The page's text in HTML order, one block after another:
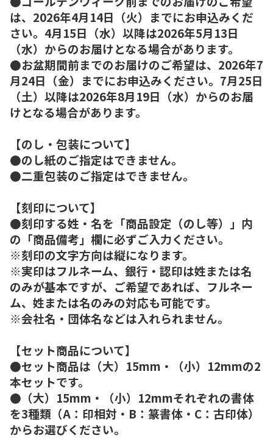
は、2026年4月14日（火）までにお申込みくだ
さい。4月15日（水）以降は2026年5月13日
（水）からのお届けとなる場合があります。
●お盆期間前までのお届けのご希望は、2026年7
月24日（金）までにお申込みください。7月25日
（土）以降は2026年8月19日（水）からのお届
けとなる場合があります。
【のし・包装について】
●のし紙のご指定はできません。
●二重包装のご指定はできません。
【刻印について】
●刻印する姓・名を「商品設定（のし等）」内
の「商品備考」欄に必ずご入力ください。
※刻印の文字方向は縦になります。
※実印はフルネーム、銀行・認印は姓または名
のみが基本ですが、ご希望であれば、フルネー
ム、姓または名のみの対応も可能です。
※会社名・団体名などは入れられません。
【セット商品について】
●セット商品は（大）15mm・（小）12mmの2
本セットです。
●（大）15mm・（小）12mmそれぞれの書体
を3種類（A：印相対・B：篆書体・C：古印体）
からお選びください。